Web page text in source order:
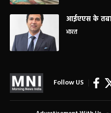
आईएएस के
भारत
Follow US